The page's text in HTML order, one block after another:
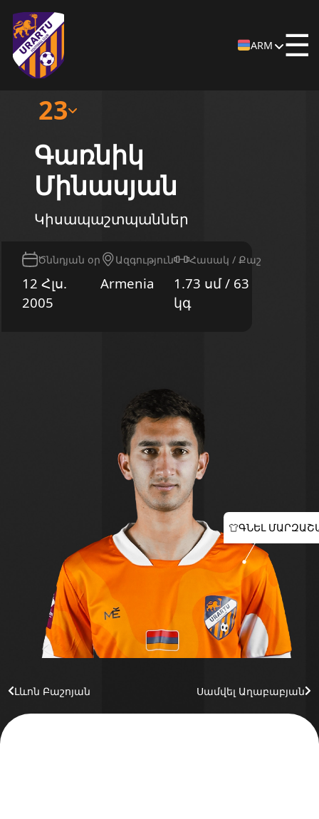
ARM ☰
23
Գառնիկ
Մինասյան
Կիսապաշտպաններ
Ծննդյան օր
12 Հլս.
2005
Ազգություն
Armenia
Հասակ / Քաշ
1.73 սմ / 63
կգ
ԳՆԵԼ
Լևոն Բաշոյան Սամվել Աղաբաբյան